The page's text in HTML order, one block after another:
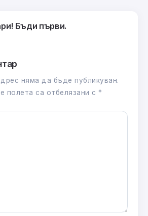
Бъди първи.
няма да бъде публикуван.
полета са отбелязани с *